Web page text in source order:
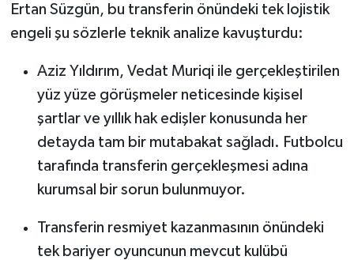
Ertan Süzgün, bu transferin önündeki tek lojistik
engeli şu sözlerle teknik analize kavuşturdu:
Aziz Yıldırım, Vedat Muriqi ile gerçekleştirilen
yüz yüze görüşmeler neticesinde kişisel
şartlar ve yıllık hak edişler konusunda her
detayda tam bir mutabakat sağladı. Futbolcu
tarafında transferin gerçekleşmesi adına
kurumsal bir sorun bulunmuyor.
Transferin resmiyet kazanmasının önündeki
tek bariyer oyuncunun mevcut kulübü